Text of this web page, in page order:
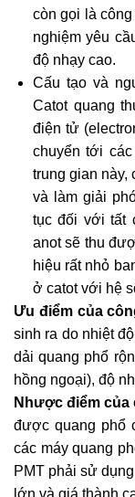
còn gọi là
nghiệm yêu
độ nhạy cao.
Cấu tạo và
Catot quang
điện tử
chuyển tới
trung gian này,
và làm giải
tục đối với tất
anot sẽ thu
hiệu rất nhỏ
ở catot với hệ
Ưu điểm của
sinh ra do nhiệt
dải quang phổ
hồng ngoại), độ
Nhược điểm của
được quang phổ
các máy quang
PMT phải sử
lớn và giá thành